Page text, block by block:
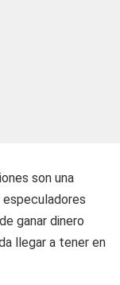
son una
ganar dinero
llegar a tener en